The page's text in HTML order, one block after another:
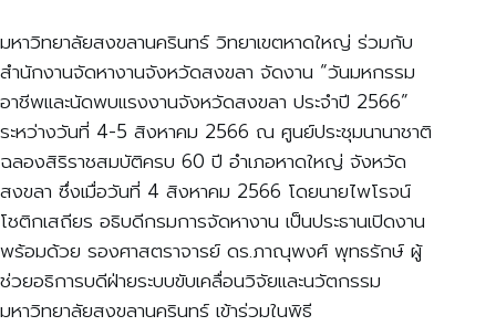
มหาวิทยาลัยสงขลานครินทร์ วิทยาเขตหาดใหญ่ ร่วมกับ
สำนักงานจัดหางานจังหวัดสงขลา จัดงาน “วันมหกรรม
อาชีพและนัดพบแรงงานจังหวัดสงขลา ประจำปี 2566”
ระหว่างวันที่ 4-5 สิงหาคม 2566 ณ ศูนย์ประชุมนานาชาติ
ฉลองสิริราชสมบัติครบ 60 ปี อำเภอหาดใหญ่ จังหวัด
สงขลา ซึ่งเมื่อวันที่ 4 สิงหาคม 2566 โดยนายไพโรจน์
โชติกเสถียร อธิบดีกรมการจัดหางาน เป็นประธานเปิดงาน
พร้อมด้วย รองศาสตราจารย์ ดร.ภาณุพงศ์ พุทธรักษ์ ผู้
ช่วยอธิการบดีฝ่ายระบบขับเคลื่อนวิจัยและนวัตกรรม
มหาวิทยาลัยสงขลานครินทร์ เข้าร่วมในพิธี